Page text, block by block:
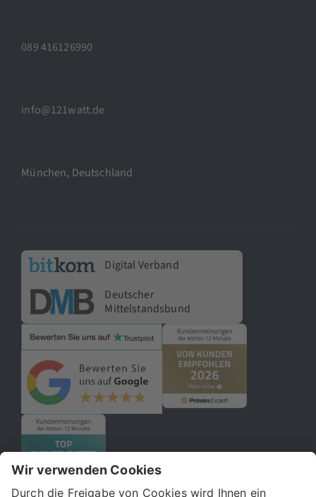
089 416126990
info@121watt.de
München, Deutschland
Digital Verband
Deutscher
Mittelstandsbund